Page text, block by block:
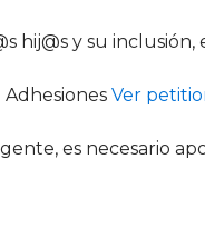
hij@s y su
AdhesionesVer
es necesario